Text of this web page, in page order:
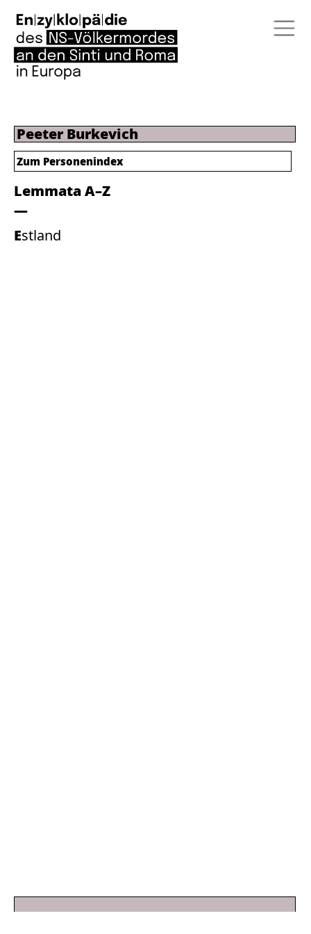
Peeter Burkevich
Lemmata A–Z
Estland
Zum Personenindex